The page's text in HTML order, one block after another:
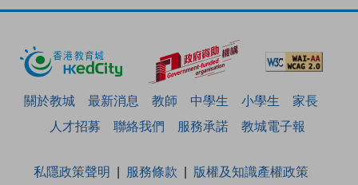
關於教城 最新消息 教師 中學生 小學生
家長
人才招募
聯絡我們 服務承諾 教城電子報
私隱政策聲明 服務條款
版權及知識產權政策